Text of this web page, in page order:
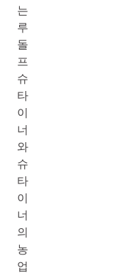
는
루
돌
프
슈
타
이
너
와
슈
타
이
너
의
농
업